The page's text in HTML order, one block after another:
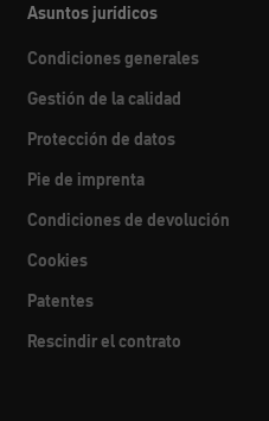
Asuntos jurídicos
Condiciones generales
Gestión de la calidad
Protección de datos
Pie de imprenta
Condiciones de devolución
Cookies
Patentes
Rescindir el contrato